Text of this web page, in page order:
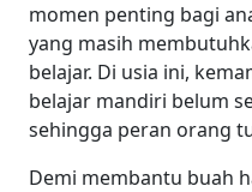
momen penting bagi
yang masih
belajar. Di usia ini,
belajar mandiri belum
sehingga peran orang
Demi membantu buah